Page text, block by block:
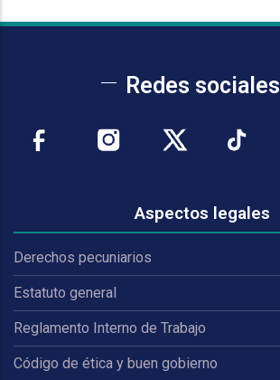
Redes sociales
Aspectos legales
Derechos pecuniarios
Estatuto general
Reglamento Interno de Trabajo
Código de ética y buen gobierno